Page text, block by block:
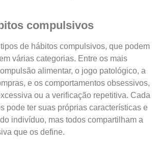
compulsivos
de hábitos compulsivos, que podem
várias categorias. Entre os mais
alimentar, o jogo patológico, a
e os comportamentos obsessivos,
ou a verificação repetitiva. Cada
pode ter suas próprias características e
indivíduo, mas todos compartilham a
que os define.